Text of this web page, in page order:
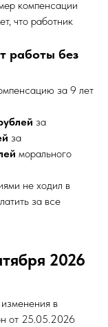
компенсации
что работник
работы без
за 9 лет
за
за
морального
не ходил в
за все
2026
в
от 25.05.2026